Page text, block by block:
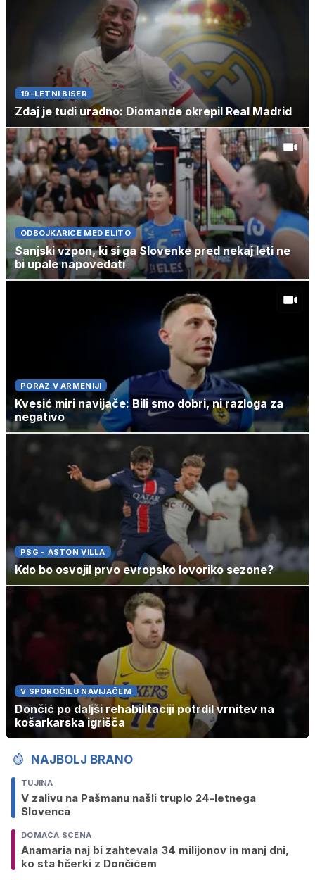
19-LETNI BISER
Zdaj je tudi uradno: Diomande okrepil Real Madrid
ODBOJKARICE MED ELITO
Sanjski vzpon, ki si ga Slovenke pred nekaj leti ne
bi upale napovedati
PORAZ V ARMENIJI
Kvesić miri navijače: Bili smo dobri, ni razloga za
negativo
PSG - ASTON VILLA
Kdo bo osvojil prvo evropsko lovoriko sezone?
V SPOROČILU NAVIJAČEM
Dončić po daljši rehabilitaciji potrdil vrnitev na
košarkarska igrišča
NAJBOLJ BRANO
TUJINA
V zalivu na Pašmanu našli truplo 24-letnega
Slovenca
DOMAČA SCENA
Anamaria naj bi zahtevala 34 milijonov in manj dni,
ko sta hčerki z Dončićem